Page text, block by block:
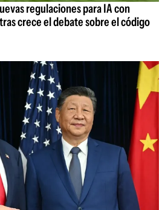
regulaciones para IA con
crece el debate sobre el código